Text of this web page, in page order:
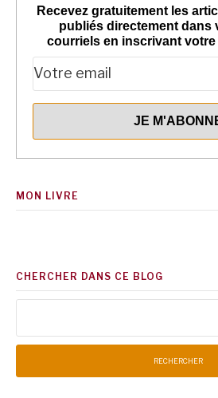
Recevez gratuitement les
publiés directement dans
courriels en inscrivant votre
MON LIVRE
CHERCHER DANS CE BLOG